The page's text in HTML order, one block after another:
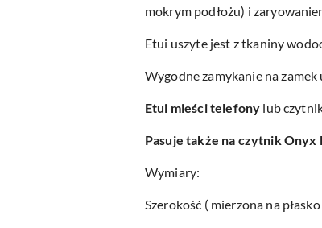
mokrym podłożu) i
Etui uszyte jest z tkaniny
Wygodne zamykanie na
Etui mieści telefony lub
Pasuje także na czytnik Onyx
Wymiary:
Szerokość ( mierzona na